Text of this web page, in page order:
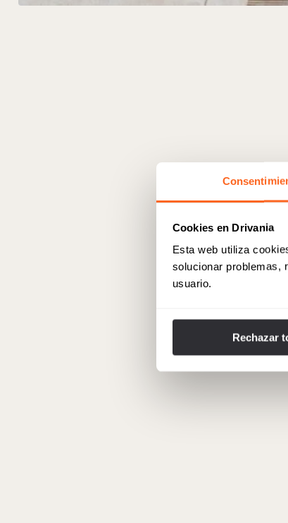
Cookies en Drivania
Esta web utiliza
solucionar problemas,
usuario.
Rechazar